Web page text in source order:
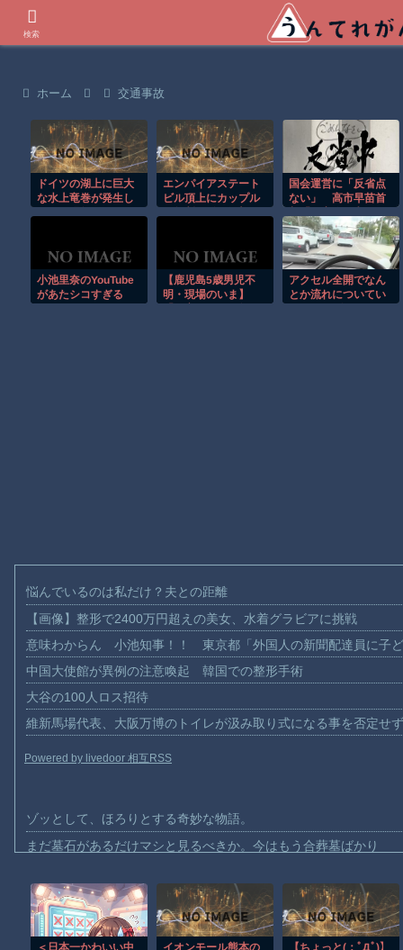
ホーム 交通事故
ドイツの湖上に巨大
な水上竜巻が発生し
エンパイアステート
ビル頂上にカップル
国会運営に「反省点
ない」 高市早苗首
時間を取るのは簡単
ではない」
小池里奈のYouTube
があたシコすぎる
【鹿児島5歳男児不
明・現場のいま】
アクセル全開でなん
とか流れについてい
悩んでいるのは私だけ？夫との距離
【画像】整形で2400万円超えの美女、水着グラビアに挑戦
意味わからん 小池知事！！ 東京都「外国人の新聞配達員に子
中国大使館が異例の注意喚起 韓国での整形手術
大谷の100人ロス招待
維新馬場代表、大阪万博のトイレが汲み取り式になる事を否定せ
Powered by livedoor 相互RSS
ゾッとして、ほろりとする奇妙な物語。
まだ墓石があるだけマシと見るべきか。今はもう合葬墓ばかり
【動画】新型のさすまた、限界突破ｗｗｗｗｗｗ
【話題】河内長野市で警官が包丁男に発砲したシーンのモザ無し
＜日本一かわいい中
イオンモール熊本の
【ちょっと(；ﾟДﾟ)】
検索